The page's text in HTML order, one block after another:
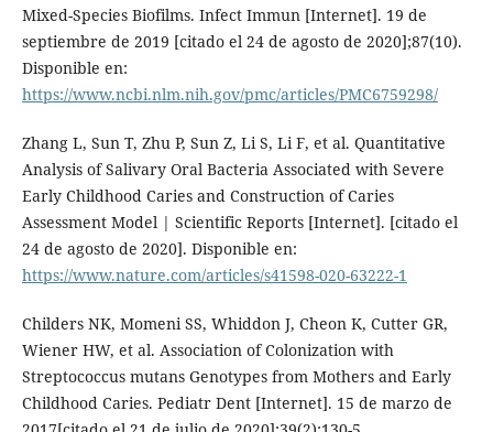
Mixed-Species Biofilms. Infect Immun [Internet]. 19 de
septiembre de 2019 [citado el 24 de agosto de 2020];87(10).
Disponible en:
https://www.ncbi.nlm.nih.gov/pmc/articles/PMC6759298/
Zhang L, Sun T, Zhu P, Sun Z, Li S, Li F, et al. Quantitative
Analysis of Salivary Oral Bacteria Associated with Severe
Early Childhood Caries and Construction of Caries
Assessment Model | Scientific Reports [Internet]. [citado el
24 de agosto de 2020]. Disponible en:
https://www.nature.com/articles/s41598-020-63222-1
Childers NK, Momeni SS, Whiddon J, Cheon K, Cutter GR,
Wiener HW, et al. Association of Colonization with
Streptococcus mutans Genotypes from Mothers and Early
Childhood Caries. Pediatr Dent [Internet]. 15 de marzo de